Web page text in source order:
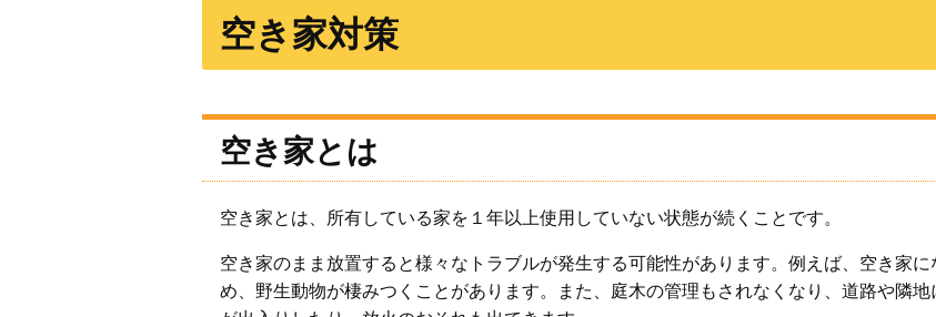
空き家対策
空き家とは
空き家とは、所有している家を１年以上使用していない状態が続くことです。
空き家のまま放置すると様々なトラブルが発生する可能性があります。例えば、空き家
め、野生動物が棲みつくことがあります。また、庭木の管理もされなくなり、道路や隣